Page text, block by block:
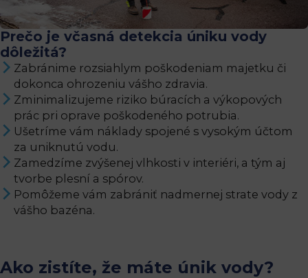
Prečo je včasná detekcia úniku vody
dôležitá?
Zabránime rozsiahlym poškodeniam majetku či
dokonca ohrozeniu vášho zdravia.
Zminimalizujeme riziko búracích a výkopových
prác pri oprave poškodeného potrubia.
Ušetríme vám náklady spojené s vysokým účtom
za uniknutú vodu.
Zamedzíme zvýšenej vlhkosti v interiéri, a tým aj
tvorbe plesní a spórov.
Pomôžeme vám zabrániť nadmernej strate vody z
vášho bazéna.
Ako zistíte, že máte únik vody?